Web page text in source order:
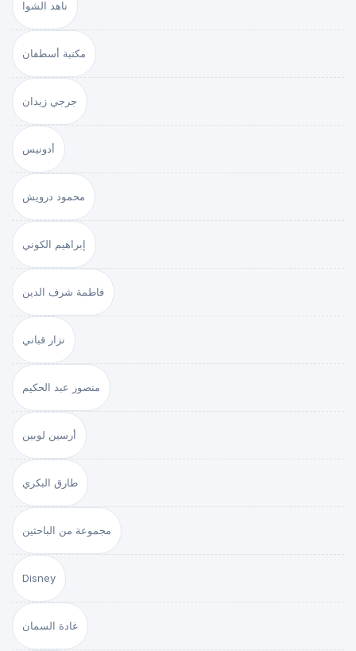
ناهد الشوا
مكتبة أسطفان
جرجي زيدان
أدونيس
محمود درويش
إبراهيم الكوني
فاطمة شرف الدين
نزار قباني
منصور عبد الحكيم
أرسين لوبين
طارق البكري
مجموعة من الباحثين
Disney
غادة السمان